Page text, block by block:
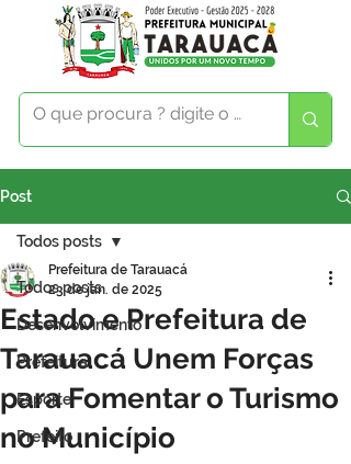
Post
Todos posts
Desenvolvimento
Prefeitura
Esporte
Prefeito
Todos posts
Estado e Prefeitura de
Tarauacá Unem Forças
para Fomentar o Turismo
no Município
Prefeitura de Tarauacá
23 de jan. de 2025